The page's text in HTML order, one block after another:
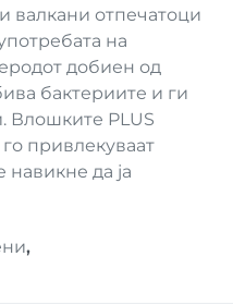
валкани отпечатоци
на
добиен од
бактериите и ги
Влошките PLUS
привлекуваат
навикне да ја
,